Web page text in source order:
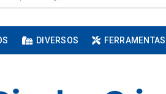
DIVERSOS FERRAMENTAS